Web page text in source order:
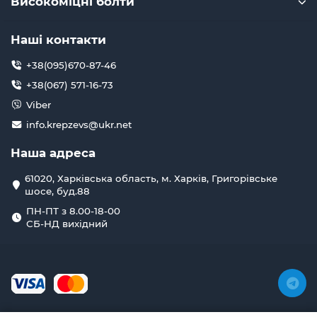
Наші контакти
+38(095)670-87-46
+38(067) 571-16-73
Viber
info.krepzevs@ukr.net
Наша адреса
61020, Харківська область, м. Харків, Григорівське
шосе, буд.88
ПН-ПТ з 8.00-18-00
СБ-НД вихідний